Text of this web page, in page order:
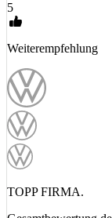
5
Weiterempfehlung
TOPP FIRMA.